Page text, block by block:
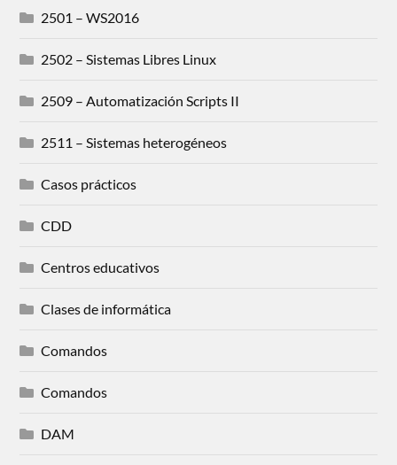
2501 – WS2016
2502 – Sistemas Libres Linux
2509 – Automatización Scripts II
2511 – Sistemas heterogéneos
Casos prácticos
CDD
Centros educativos
Clases de informática
Comandos
Comandos
DAM